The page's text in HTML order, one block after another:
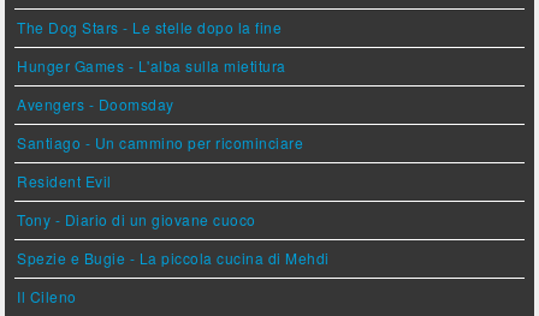
The Dog Stars - Le stelle dopo la fine
Hunger Games - L'alba sulla mietitura
Avengers - Doomsday
Santiago - Un cammino per ricominciare
Resident Evil
Tony - Diario di un giovane cuoco
Spezie e Bugie - La piccola cucina di Mehdi
Il Cileno